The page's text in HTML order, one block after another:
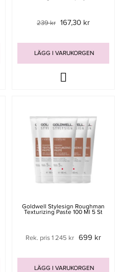
239 kr 167,30 kr
LÄGG I VARUKORGEN
Goldwell Stylesign Roughman
Texturizing Paste 100 Ml 5 St
Rek. pris 1 245 kr 699 kr
LÄGG I VARUKORGEN